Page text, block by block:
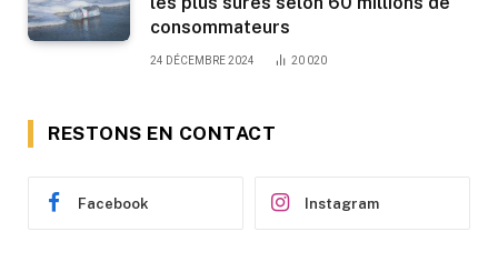
consommateurs
24 DÉCEMBRE 2024 20 020
RESTONS EN CONTACT
Facebook Instagram